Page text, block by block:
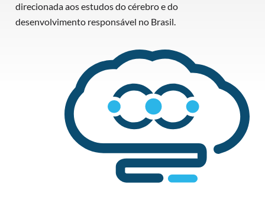
direcionada aos estudos do cérebro e do
desenvolvimento responsável no Brasil.